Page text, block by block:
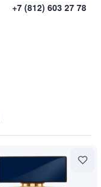
+7 (812) 603 27 78